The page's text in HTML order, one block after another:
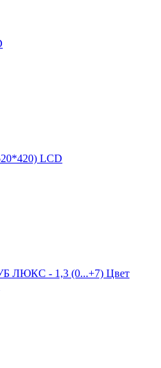
LCD
ЛЮКС - 1,3 (0...+7) Цвет